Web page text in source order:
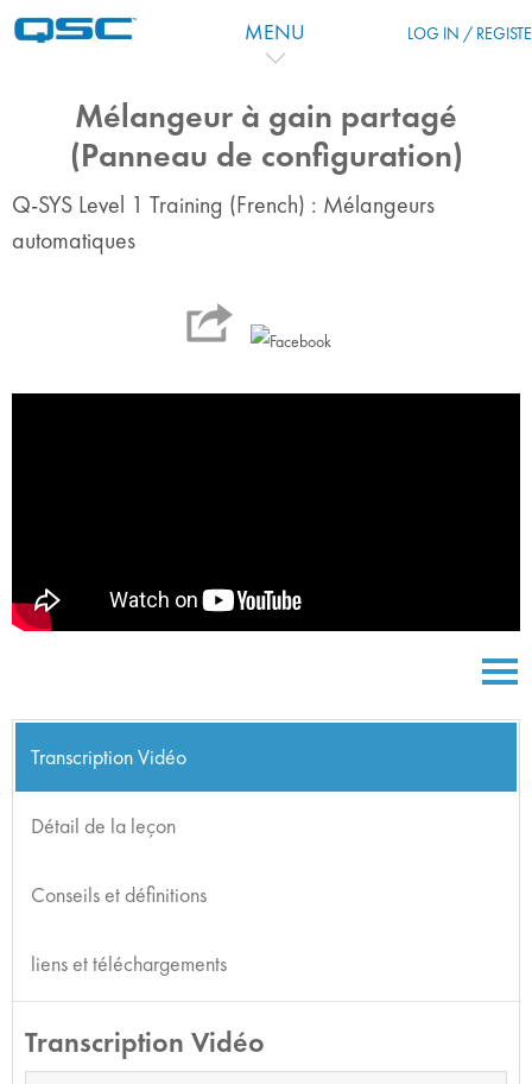
MENU LOG IN /
Mélangeur à gain partagé
(Panneau de configuration)
Q-SYS Level 1 Training (French) : Mélangeurs
automatiques
Transcription Vidéo
Détail de la leçon
Conseils et définitions
liens et téléchargements
Transcription Vidéo